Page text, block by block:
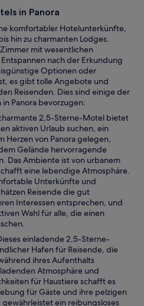
in Panora
komfortabler Hotelunterkünfte,
hin zu charmanten Lodges.
mit wesentlichen
nach der Erkundung
Optionen oder
es gibt tolle Angebote und
Reisenden. Dies sind einige der
Panora bevorzugen:
2,5-Sterne-Motel bietet
aktiven Urlaub suchen, ein
Herzen von Panora gelegen,
Gelände hervorragende
Das Ambiente ist von urbanem
eine lebendige Atmosphäre.
Unterkünfte und
Reisende die gut
Interessen entsprechen, und
Wahl für alle, die einen
einladende 2,5-Sterne-
Hafen für Reisende, die
ihres Aufenthalts
Atmosphäre und
für Haustiere schafft es
für Gäste und ihre pelzigen
ein reibungsloses